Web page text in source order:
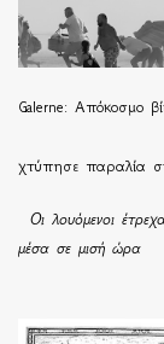
Galerne: Απόκοσμο
χτύπησε παραλία
Οι λουόμενοι
μέσα σε μισή ώρα